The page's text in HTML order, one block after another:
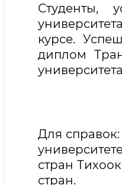
Студенты,
курсе.
диплом
Для
стран
стран.